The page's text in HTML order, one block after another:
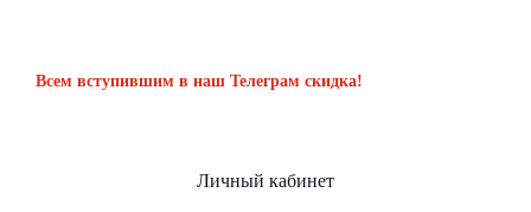
Всем вступившим в наш Телеграм скидка!
Личный кабинет